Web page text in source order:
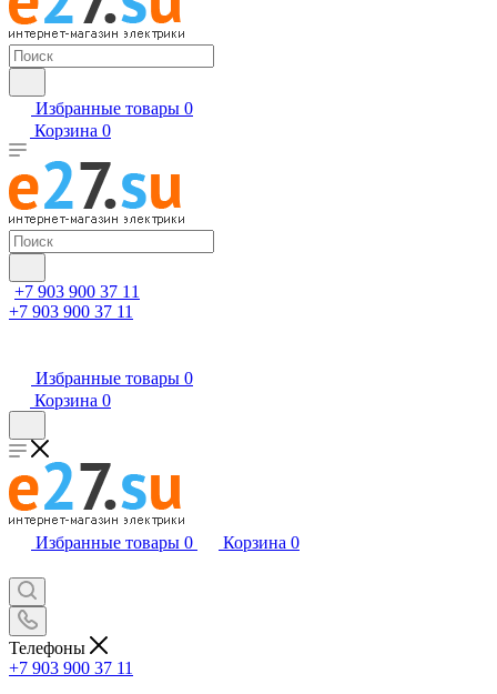
Избранные товары 0
Корзина 0
+7 903 900 37 11
+7 903 900 37 11
Избранные товары 0
Корзина 0
Избранные товары 0 Корзина 0
Телефоны
+7 903 900 37 11